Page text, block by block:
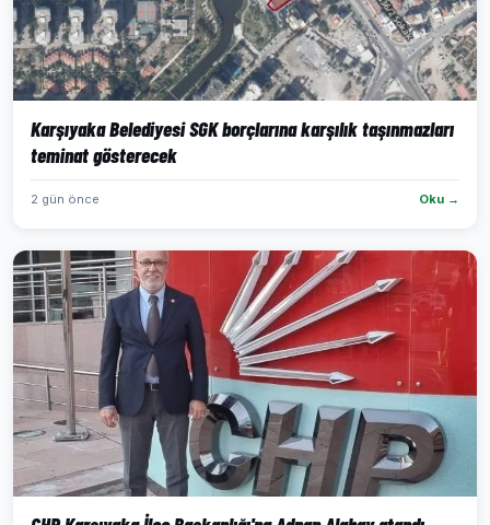
Karşıyaka Belediyesi SGK borçlarına karşılık taşınmazları
teminat gösterecek
2 gün önce Oku →